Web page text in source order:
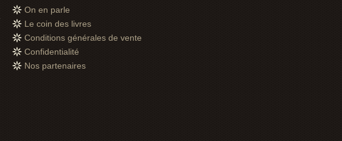
On en parle
Le coin des livres
Conditions générales de vente
Confidentialité
Nos partenaires